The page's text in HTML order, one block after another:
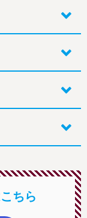
ちら